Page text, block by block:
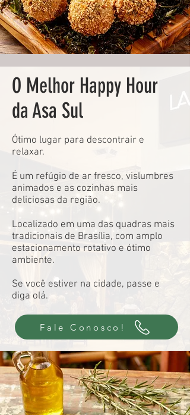
O Melhor Happy Hour
da Asa Sul
Ótimo lugar para descontrair e
relaxar.
É um refúgio de ar fresco, vislumbres
animados e as cozinhas mais
deliciosas da região.
Localizado em uma das quadras mais
tradicionais de Brasília, com amplo
estacionamento rotativo e ótimo
ambiente.
Se você estiver na cidade, passe e
diga olá.
Fale Conosco!